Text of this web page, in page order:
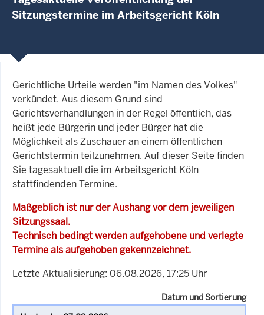
Sitzungstermine im Arbeitsgericht Köln
Gerichtliche Urteile werden "im Namen des Volkes"
verkündet. Aus diesem Grund sind
Gerichtsverhandlungen in der Regel öffentlich, das
heißt jede Bürgerin und jeder Bürger hat die
Möglichkeit als Zuschauer an einem öffentlichen
Gerichtstermin teilzunehmen. Auf dieser Seite finden
Sie tagesaktuell die im Arbeitsgericht Köln
stattfindenden Termine.
Maßgeblich ist nur der Aushang vor dem jeweiligen
Sitzungssaal.
Technisch bedingt werden aufgehobene und verlegte
Termine als aufgehoben gekennzeichnet.
Letzte Aktualisierung: 06.08.2026, 17:25 Uhr
Datum und Sortierung